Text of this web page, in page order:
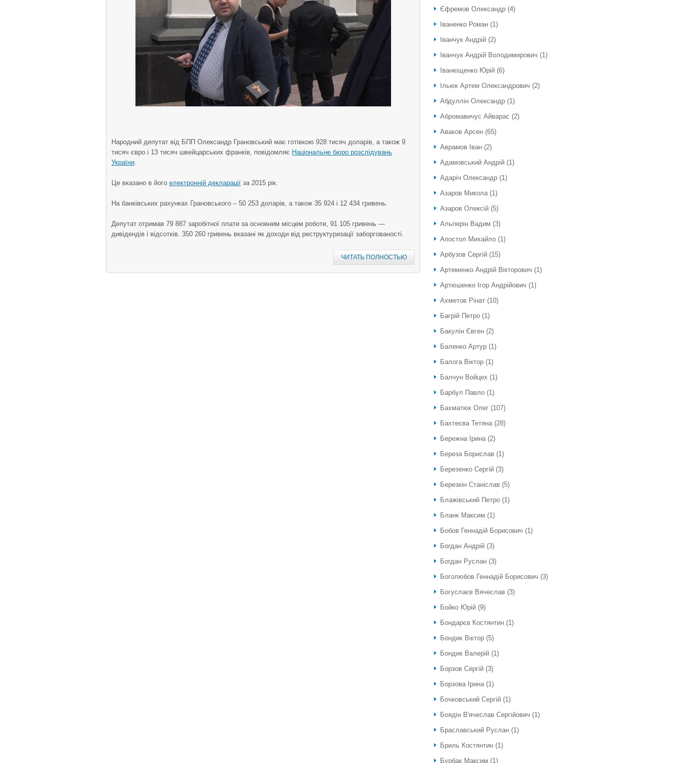
Народний депутат від БПП Олександр Грановський має готівкою 928 тисяч доларів, а також 9
тисяч євро і 13 тисяч швейцарських франків, повідомляє Національне бюро розслідувань
України.
Це вказано в його електронній декларації за 2015 рік.
На банківських рахунках Грановського – 50 253 доларів, а також 35 924 і 12 434 гривень.
Депутат отримав 79 887 заробітної плати за основним місцем роботи, 91 105 гривень —
дивідендів і відсотків. 350 260 гривень вказані як доходи від реструктуризації заборгованості.
ЧИТАТЬ ПОЛНОСТЬЮ
Єфремов Олександр (4)
Іваненко Роман (1)
Іванчук Андрій (2)
Іванчук Андрій Володимирович (1)
Іванющенко Юрій (6)
Ільюк Артем Олександрович (2)
Абдуллін Олександр (1)
Абромавичус Айварас (2)
Аваков Арсен (65)
Аврамов Іван (2)
Адамовський Андрій (1)
Адаріч Олександр (1)
Азаров Микола(1)
Азаров Олексій (5)
Альперін Вадим (3)
Апостол Михайло (1)
Арбузов Сергій (15)
Артеменко Андрій Вікторович (1)
Артюшенко Ігор Андрійович (1)
Ахметов Рінат (10)
Багрій Петро (1)
Бакулін Євген (2)
Баленко Артур (1)
Балога Віктор (1)
Балчун Войцех (1)
Барбул Павло (1)
Бахматюк Олег (107)
Бахтеєва Тетяна(28)
Бережна Ірина(2)
Береза Борислав (1)
Березенко Сергій (3)
Березкін Станіслав (5)
Блажівський Петро (1)
Бланк Максим (1)
Бобов Геннадій Борисович (1)
Богдан Андрій (3)
Богдан Руслан (3)
Боголюбов Геннадій Борисович (3)
Богуслаєв Вячеслав (3)
Бойко Юрій (9)
Бондарєв Костянтин (1)
Бондик Віктор (5)
Бондик Валерій (1)
Борзов Сергiй (3)
Борзова Ірина(1)
Бочковський Сергій (1)
Боядін В'ячеслав Сергійович (1)
Браславський Руслан (1)
Бриль Костянтин (1)
Бурбак Максим (1)